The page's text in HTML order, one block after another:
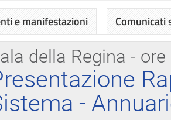
della Regina - ore
-
e manifestazioni Comunicati